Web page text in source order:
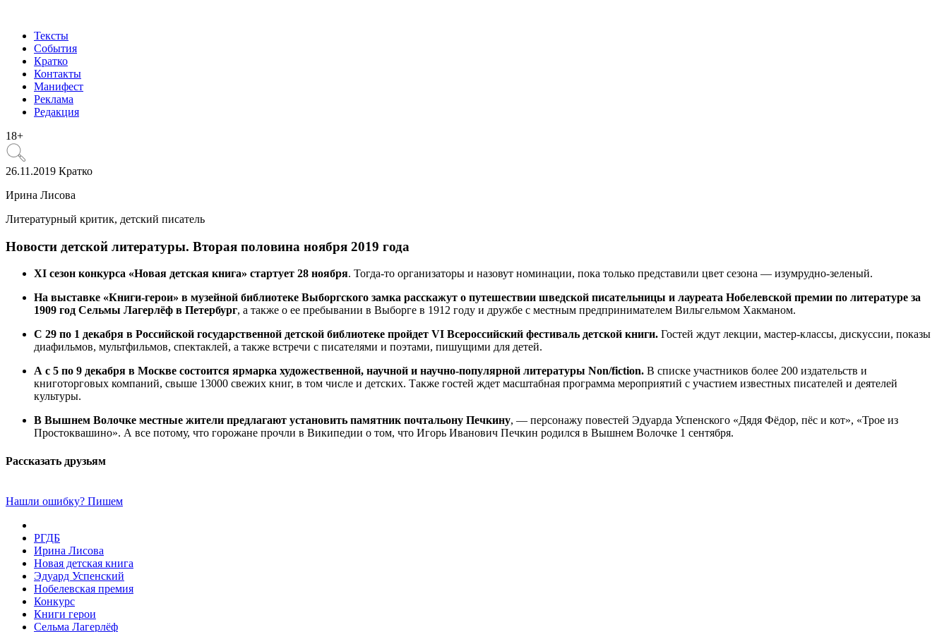
Тексты
События
Кратко
Контакты
Манифест
Реклама
Редакция
18+
26.11.2019 Кратко
Ирина Лисова
Литературный критик, детский писатель
​Новости детской литературы. Вторая половина ноября 2019 года
XI сезон конкурса «Новая детская книга» стартует 28 ноября. Тогда-то организаторы и назовут номинации, пока только представили цвет сезона — изумрудно-зеленый.
На выставке «Книги-герои» в музейной библиотеке Выборгского замка расскажут о путешествии шведской писательницы и лауреата Нобелевской премии по литературе за
1909 год Сельмы Лагерлёф в Петербург, а также о ее пребывании в Выборге в 1912 году и дружбе с местным предпринимателем Вильгельмом Хакманом.
С 29 по 1 декабря в Российской государственной детской библиотеке пройдет VI Всероссийский фестиваль детской книги. Гостей ждут лекции, мастер-классы, дискуссии, показы
диафильмов, мультфильмов, спектаклей, а также встречи с писателями и поэтами, пишущими для детей.
А с 5 по 9 декабря в Москве состоится ярмарка художественной, научной и научно-популярной литературы Non/fiction. В списке участников более 200 издательств и
книготорговых компаний, свыше 13000 свежих книг, в том числе и детских. Также гостей ждет масштабная программа мероприятий с участием известных писателей и деятелей
культуры.
В Вышнем Волочке местные жители предлагают установить памятник почтальону Печкину, — персонажу повестей Эдуарда Успенского «Дядя Фёдор, пёс и кот», «Трое из
Простоквашино». А все потому, что горожане прочли в Википедии о том, что Игорь Иванович Печкин родился в Вышнем Волочке 1 сентября.
Рассказать друзьям
Нашли ошибку? Пишем
РГДБ
Ирина Лисова
Новая детская книга
Эдуард Успенский
Нобелевская премия
Конкурс
Книги герои
Сельма Лагерлёф